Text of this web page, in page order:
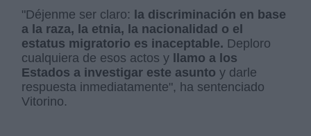
"Déjenme ser claro: la discriminación en base
a la raza, la etnia, la nacionalidad o el
estatus migratorio es inaceptable. Deploro
cualquiera de esos actos y llamo a los
Estados a investigar este asunto y darle
respuesta inmediatamente", ha sentenciado
Vitorino.